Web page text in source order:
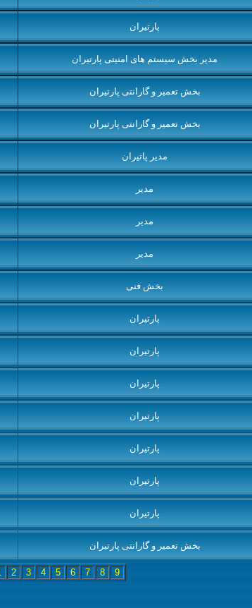
پارتیران
مدیر بخش سیستم های امنیتی پارتیران
بخش تعمير و گارانتی پارتیران
بخش تعمير و گارانتی پارتیران
مدير پاتیران
مدیر
مدیر
مدیر
بخش فنی
پارتیران
پارتيران
پارتيران
پارتیران
پارتیران
پارتيران
پارتیران
بخش تعمير و گارانتی پارتیران
2 3 4 5 6 7 8 9